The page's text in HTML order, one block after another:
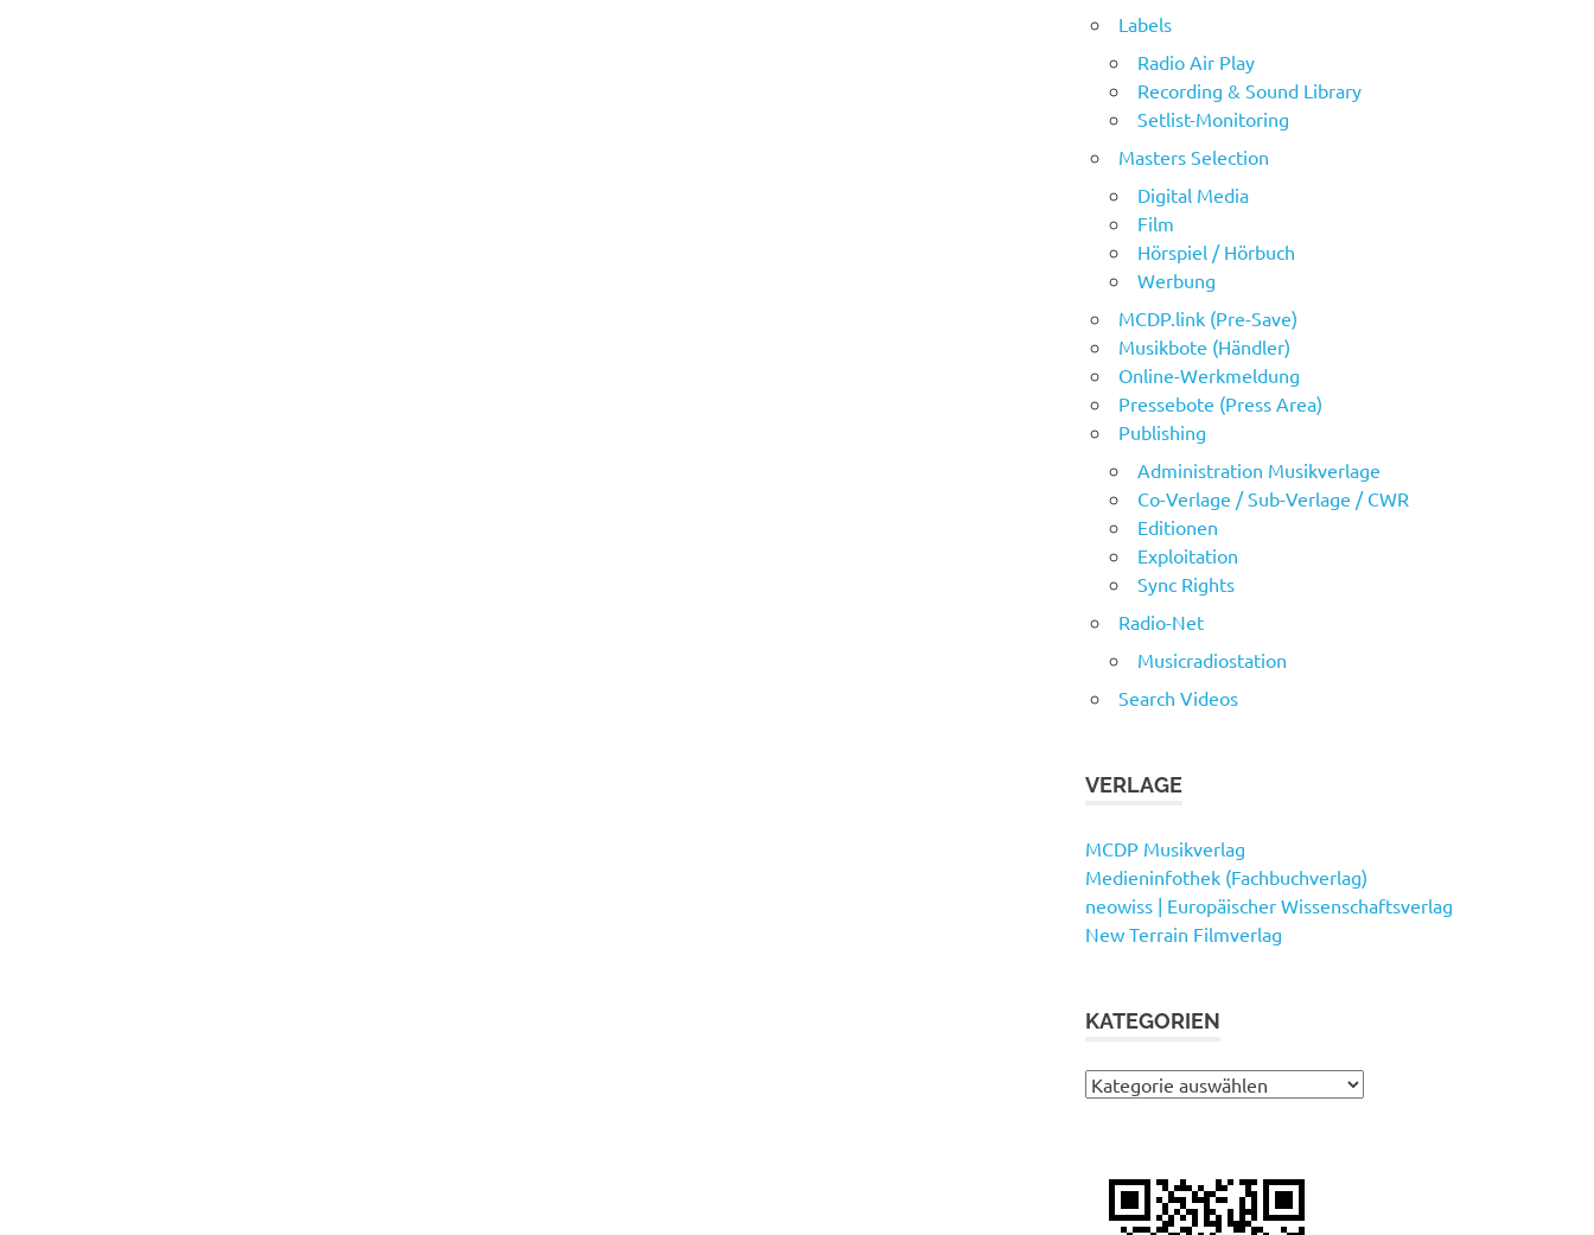
Labels
Radio Air Play
Recording & Sound Library
Setlist-Monitoring
Masters Selection
Digital Media
Film
Hörspiel / Hörbuch
Werbung
MCDP.link (Pre-Save)
Musikbote (Händler)
Online-Werkmeldung
Pressebote (Press Area)
Publishing
Administration Musikverlage
Co-Verlage / Sub-Verlage / CWR
Editionen
Exploitation
Sync Rights
Radio-Net
Musicradiostation
Search Videos
VERLAGE
MCDP Musikverlag
Medieninfothek (Fachbuchverlag)
neowiss | Europäischer Wissenschaftsverlag
New Terrain Filmverlag
KATEGORIEN
Kategorien